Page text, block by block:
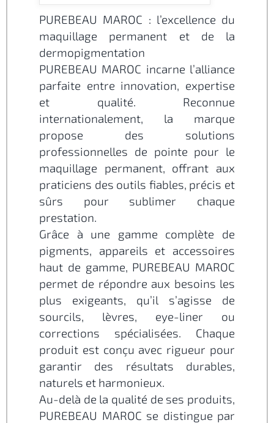
PUREBEAU MAROC : l’excellence du
maquillage permanent et de la
dermopigmentation
PUREBEAU MAROC incarne l’alliance
parfaite entre innovation, expertise
et qualité. Reconnue
internationalement, la marque
propose des solutions
professionnelles de pointe pour le
maquillage permanent, offrant aux
praticiens des outils fiables, précis et
sûrs pour sublimer chaque
prestation.
Grâce à une gamme complète de
pigments, appareils et accessoires
haut de gamme, PUREBEAU MAROC
permet de répondre aux besoins les
plus exigeants, qu’il s’agisse de
sourcils, lèvres, eye-liner ou
corrections spécialisées. Chaque
produit est conçu avec rigueur pour
garantir des résultats durables,
naturels et harmonieux.
Au-delà de la qualité de ses produits,
PUREBEAU MAROC se distingue par